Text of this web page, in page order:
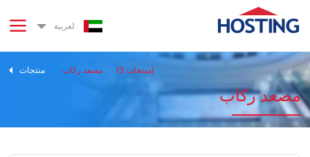
لعربية
منتجات مصعد ركاب (3 منتجات)
مصعد ركاب